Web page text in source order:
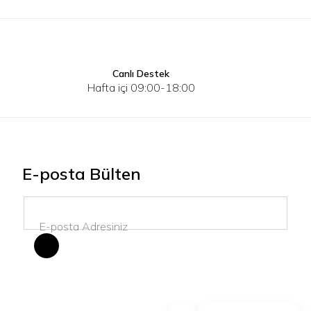
Canlı Destek
Hafta içi 09:00-18:00
E-posta Bülten